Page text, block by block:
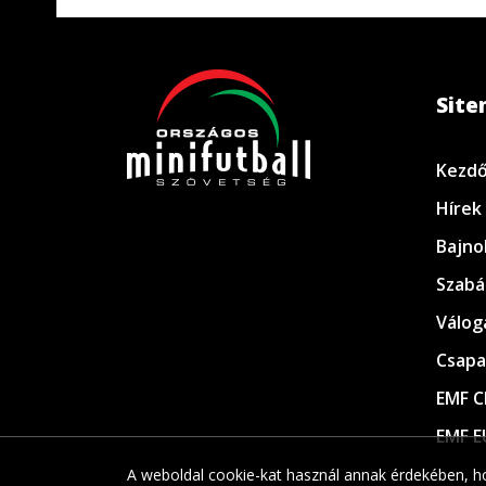
Hírek
EMF
EMF
A weboldal cookie-kat használ annak érdekében,